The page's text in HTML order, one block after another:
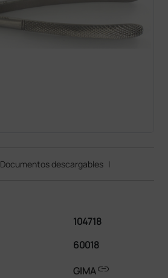
Documentos descargables |
104718
60018
GIMAlink